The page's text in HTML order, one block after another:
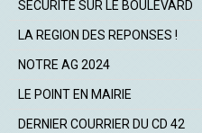
SECURITE SUR LE BOULEVARD
LA REGION DES REPONSES !
NOTRE AG 2024
LE POINT EN MAIRIE
DERNIER COURRIER DU CD 42